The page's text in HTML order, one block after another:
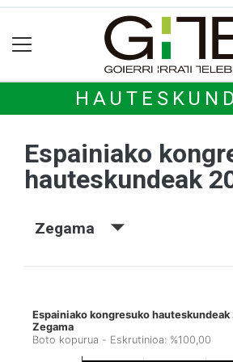
Espainiako
hauteskundeak
Zegama
Espainiako kongresuko
Zegama
Boto kopurua - Eskrutinioa: %100,00